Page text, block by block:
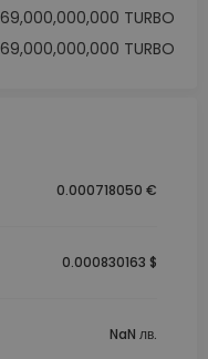
69,000,000,000 TURBO
69,000,000,000 TURBO
0.000718050 €
0.000830163 $
NaN лв.